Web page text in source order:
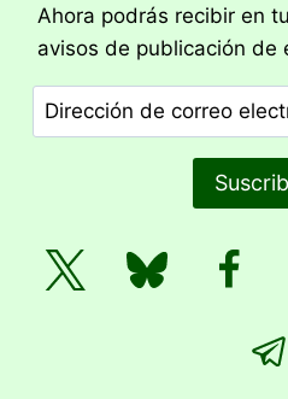
Ahora podrás recibir en
avisos de publicación de
Dirección
de